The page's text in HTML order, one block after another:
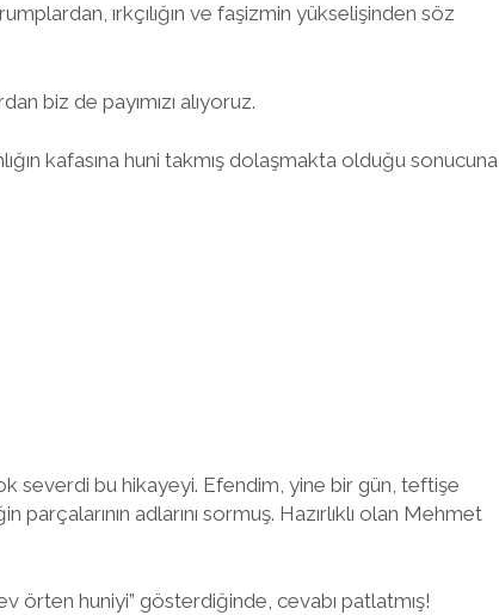
ırkçılığın ve faşizmin yükselişinden söz
biz de payımızı alıyoruz.
kafasına huni takmış dolaşmakta olduğu sonucuna
severdi bu hikayeyi. Efendim, yine bir gün, teftişe
adlarını sormuş. Hazırlıklı olan Mehmet
örten huniyi” gösterdiğinde, cevabı patlatmış!